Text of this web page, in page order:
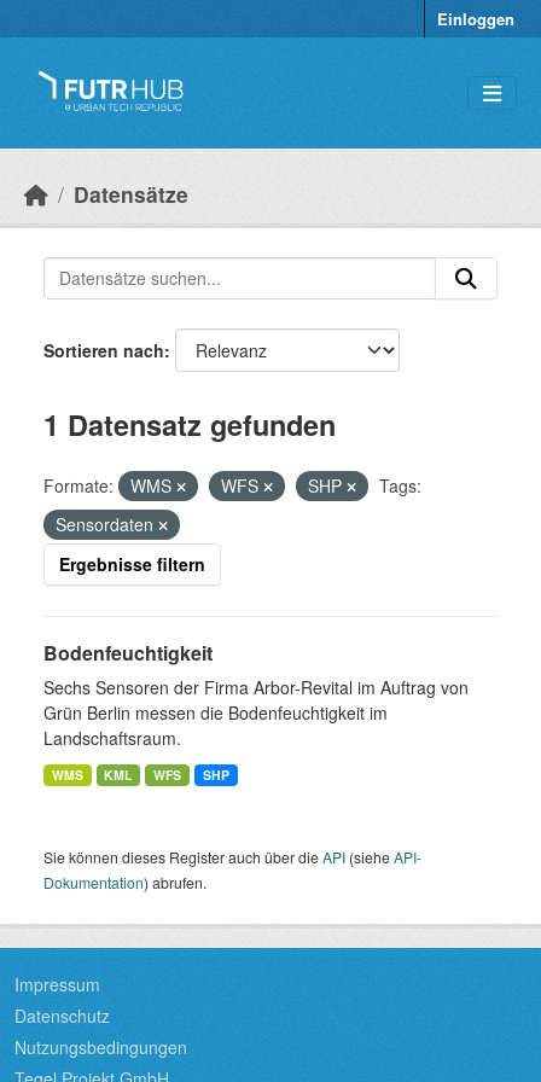
Einloggen
Datensätze
Sortieren nach
1 Datensatz gefunden
Formate: WMS WFS SHP
Tags:
Sensordaten
Ergebnisse filtern
Bodenfeuchtigkeit
Sechs Sensoren der Firma Arbor-Revital im Auftrag von
Grün Berlin messen die Bodenfeuchtigkeit im
Landschaftsraum.
WMS KML WFS SHP
Sie können dieses Register auch über dieAPI (sieheAPI-
Dokumentation) abrufen.
Impressum
Datenschutz
Nutzungsbedingungen